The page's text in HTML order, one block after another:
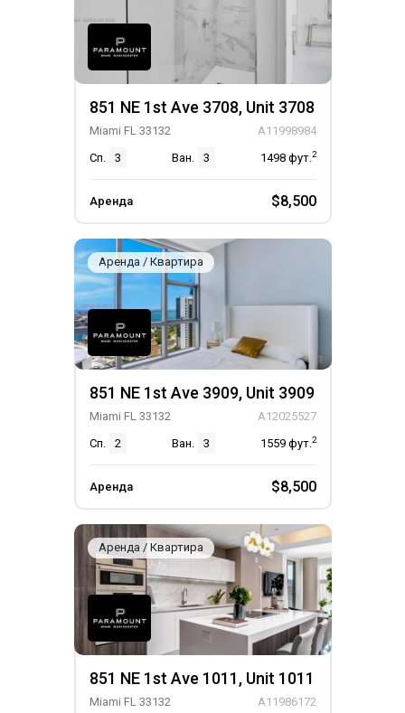
851 NE 1st Ave 3708, Unit 3708
Miami FL 33132
A11998984
Сп.
3 Ван. 3 1498 фут.2
Аренда $8,500
Аренда / Квартира
851 NE 1st Ave 3909, Unit 3909
Miami FL 33132
A12025527
Сп.
2 Ван. 3 1559 фут.2
Аренда $8,500
Аренда / Квартира
851 NE 1st Ave 1011, Unit 1011
Miami FL 33132
A11986172